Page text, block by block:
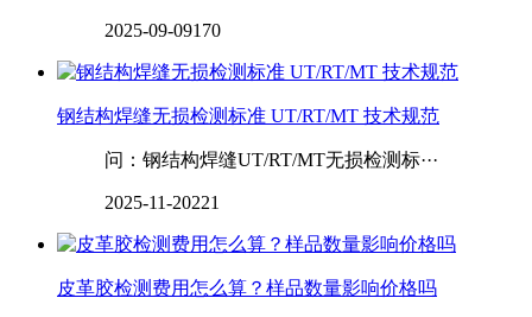
2025-09-09170
钢结构焊缝无损检测标准 UT/RT/MT 技术规范
问：钢结构焊缝UT/RT/MT无损检测标···
2025-11-20221
皮革胶检测费用怎么算？样品数量影响价格吗